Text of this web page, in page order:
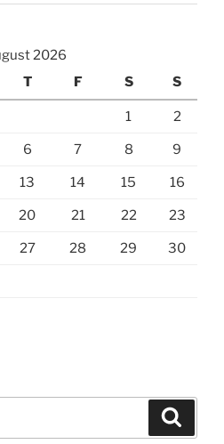
2026
T F S S
1 2
6 7 8 9
13 14 15 16
20 21 22 23
27 28 29 30